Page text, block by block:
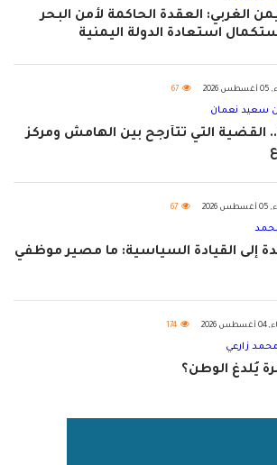
الغربي: العقدة الحاكمة لأمن البحر
استعادة الدولة اليمنية
67
سعيد نعمان
القضية التي تتأرجح بين الهامش ومركز
67
إلى القيادة السياسية: ما مصير موظفي
2026
174
زارعي